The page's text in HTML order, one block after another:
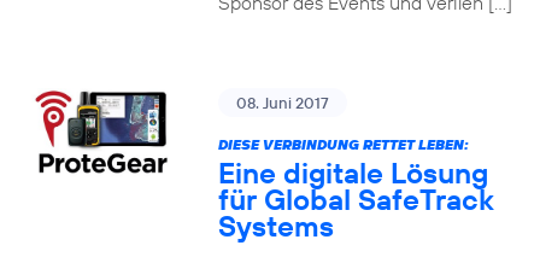
08. Juni 2017
DIESE VERBINDUNG RETTET LEBEN:
Eine digitale Lösung
für Global SafeTrack
Systems